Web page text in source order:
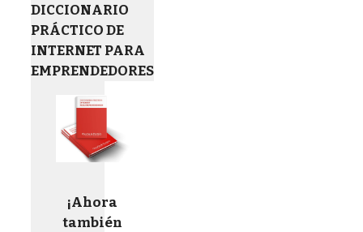
DICCIONARIO
PRÁCTICO DE
INTERNET PARA
EMPRENDEDORES
¡Ahora
también